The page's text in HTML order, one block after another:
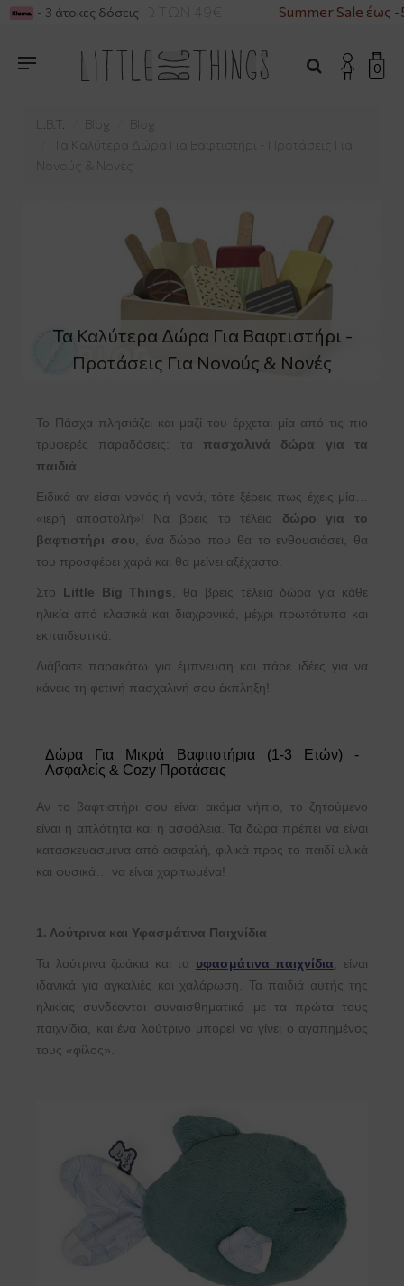
ΑΓΟΡΕΣ ΑΝΩ ΤΩΝ 49€ Summer Sale έως -50%
- 3 άτοκες δόσεις
0
L.B.T. Blog
Blog
Τα Καλύτερα Δώρα Για Βαφτιστήρι - Προτάσεις Για
Νονούς & Νονές
Τα Καλύτερα Δώρα Για Βαφτιστήρι -
Προτάσεις Για Νονούς & Νονές
Το Πάσχα πλησιάζει και μαζί του έρχεται μία από τις πιο
τρυφερές παραδόσεις: τα πασχαλινά δώρα για τα
παιδιά
Ειδικά αν είσαι νονός ή νονά, τότε ξέρεις πως έχεις μία…
«ιερή αποστολή»! Να βρεις το τέλειο δώρο για το
βαφτιστήρι σου , ένα δώρο που θα το ενθουσιάσει, θα
του προσφέρει χαρά και θα μείνει αξέχαστο.
Στο Little Big Things , θα βρεις τέλεια δώρα για κάθε
ηλικία από κλασικά και διαχρονικά, μέχρι πρωτότυπα και
εκπαιδευτικά.
Διάβασε παρακάτω για έμπνευση και πάρε ιδέες για να
κάνεις τη φετινή πασχαλινή σου έκπληξη!
Δώρα Για Μικρά Βαφτιστήρια (1-3 Ετών) -
Ασφαλείς & Cozy Προτάσεις
Αν το βαφτιστήρι σου είναι ακόμα νήπιο, το ζητούμενο
είναι η απλότητα και η ασφάλεια. Τα δώρα πρέπει να είναι
κατασκευασμένα από ασφαλή, φιλικά προς το παιδί υλικά
και φυσικά… να είναι χαριτωμένα!
1. Λούτρινα και Υφασμάτινα Παιχνίδια
Τα λούτρινα ζωάκια και τα υφασμάτινα παιχνίδια , είναι
ιδανικά για αγκαλιές και χαλάρωση. Τα παιδιά αυτής της
ηλικίας συνδέονται συναισθηματικά με τα πρώτα τους
παιχνίδια, και ένα λούτρινο μπορεί να γίνει ο αγαπημένος
τους «φίλος».